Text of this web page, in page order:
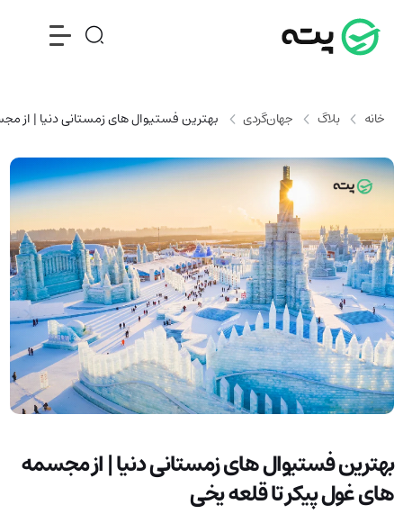
خانه بلاگ جهان‌گردی بهترین فستیوال های زمستانی دنیا | از
بهترین فستیوال های زمستانی دنیا | از مجسمه
های غول پیکر تا قلعه یخی